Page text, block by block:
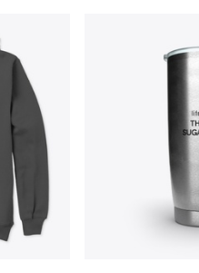
Unisex
52,99 $US
Comfort
32,99